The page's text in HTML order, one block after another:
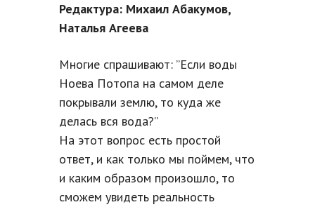
Редактура: Михаил Абакумов,
Наталья Агеева
Многие спрашивают: ”Если воды
Ноева Потопа на самом деле
покрывали землю, то куда же
делась вся вода?”
На этот вопрос есть простой
ответ, и как только мы поймем, что
и каким образом произошло, то
сможем увидеть реальность